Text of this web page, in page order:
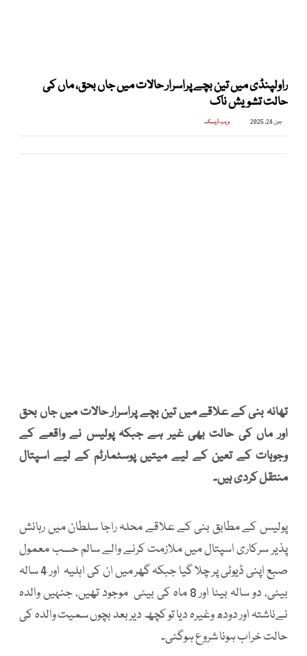
راولپنڈی میں تین بچے پراسرار حالات میں جاں بحق، ماں کی
حالت تشویش ناک
جون 24, 2025 ویب ڈیسک
تھانہ بنی کے علاقے میں تین بچے پراسرار حالات میں جاں بحق
اور ماں کی حالت بھی غیر ہے جبکہ پولیس نے واقعے کے
وجوہات کے تعین کے لیے میتیں پوسٹمارٹم کے لیے اسپتال
منتقل کردی ہیں۔
پولیس کے مطابق بنی کے علاقے محلہ راجا سلطان میں رہائش
پذیر سرکاری اسپتال میں ملازمت کرنے والے سالم حسب معمول
صبع اپنی ڈیوٹی پر چلا گیا جبکہ گھر میں ان کی اہلیہ اور 4 سالہ
بیٹی، دو سالہ بیٹا اور 8 ماہ کی بیٹی موجود تھیں، جنہیں والدہ
نےناشتہ اور دودھ وغیرہ دیا تو کچھ دیر بعد بچوں سمیت والدہ کی
حالت خراب ہونا شروع ہوگئی۔